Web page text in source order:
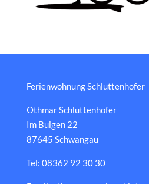
Ferienwohnung Schluttenhofer
Othmar Schluttenhofer
Im Buigen 22
87645 Schwangau
Tel: 08362 92 30 30